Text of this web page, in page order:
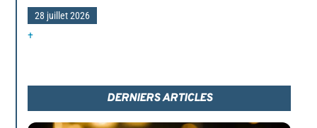
28 juillet 2026
+
DERNIERS ARTICLES